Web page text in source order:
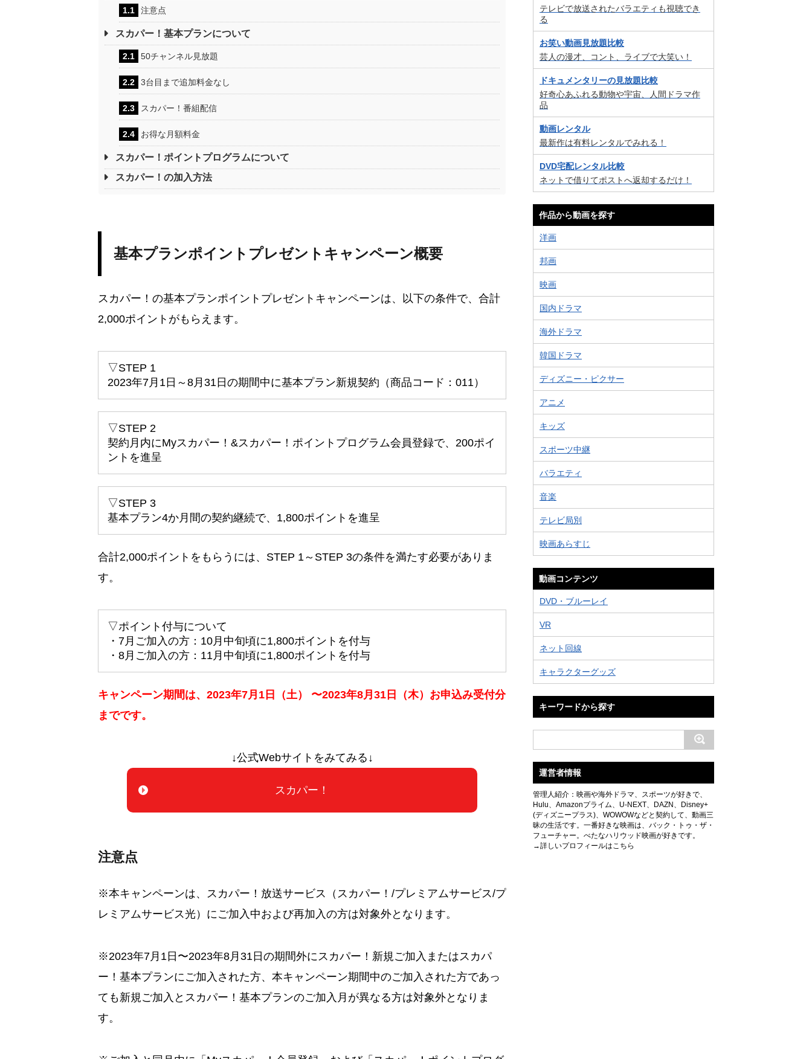
1.1 注意点
スカパー！基本プランについて
2.1 50チャンネル見放題
2.2 3台目まで追加料金なし
2.3 スカパー！番組配信
2.4 お得な月額料金
スカパー！ポイントプログラムについて
スカパー！の加入方法
基本プランポイントプレゼントキャンペーン概要
スカパー！の基本プランポイントプレゼントキャンペーンは、以下の条件で、合計
2,000ポイントがもらえます。
▽STEP 1
2023年7月1日～8月31日の期間中に基本プラン新規契約（商品コード：011）
▽STEP 2
契約月内にMyスカパー！&スカパー！ポイントプログラム会員登録で、200ポイ
ントを進呈
▽STEP 3
基本プラン4か月間の契約継続で、1,800ポイントを進呈
合計2,000ポイントをもらうには、STEP 1～STEP 3の条件を満たす必要がありま
す。
▽ポイント付与について
・7月ご加入の方：10月中旬頃に1,800ポイントを付与
・8月ご加入の方：11月中旬頃に1,800ポイントを付与
キャンペーン期間は、2023年7月1日（土） 〜2023年8月31日（木）お申込み受付分
までです。
↓公式Webサイトをみてみる↓
スカパー！
注意点
※本キャンペーンは、スカパー！放送サービス（スカパー！/プレミアムサービス/プ
レミアムサービス光）にご加入中および再加入の方は対象外となります。
※2023年7月1日〜2023年8月31日の期間外にスカパー！新規ご加入またはスカパ
ー！基本プランにご加入された方、本キャンペーン期間中のご加入された方であっ
ても新規ご加入とスカパー！基本プランのご加入月が異なる方は対象外となりま
す。
テレビで放送されたバラエティも視聴でき
る
お笑い動画見放題比較
芸人の漫才、コント、ライブで大笑い！
ドキュメンタリーの見放題比較
好奇心あふれる動物や宇宙、人間ドラマ作
品
動画レンタル
最新作は有料レンタルでみれる！
DVD宅配レンタル比較
ネットで借りてポストへ返却するだけ！
作品から動画を探す
洋画
邦画
映画
国内ドラマ
海外ドラマ
韓国ドラマ
ディズニー・ピクサー
アニメ
キッズ
スポーツ中継
バラエティ
音楽
テレビ局別
映画あらすじ
動画コンテンツ
DVD・ブルーレイ
VR
ネット回線
キャラクターグッズ
キーワードから探す
運営者情報
管理人紹介：映画や海外ドラマ、スポーツが好きで、
Hulu、Amazonプライム、U-NEXT、DAZN、Disney+
(ディズニープラス)、WOWOWなどと契約して、動画三
昧の生活です。一番好きな映画は、バック・トゥ・ザ・
フューチャー。べたなハリウッド映画が好きです。
→詳しいプロフィールはこちら